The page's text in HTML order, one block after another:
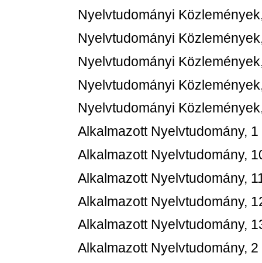
Nyelvtudományi
Nyelvtudományi
Nyelvtudományi
Nyelvtudományi
Nyelvtudományi
Alkalmazott Nyelvtudomány,
Alkalmazott Nyelvtudomány,
Alkalmazott Nyelvtudomány,
Alkalmazott Nyelvtudomány,
Alkalmazott Nyelvtudomány,
Alkalmazott Nyelvtudomány,